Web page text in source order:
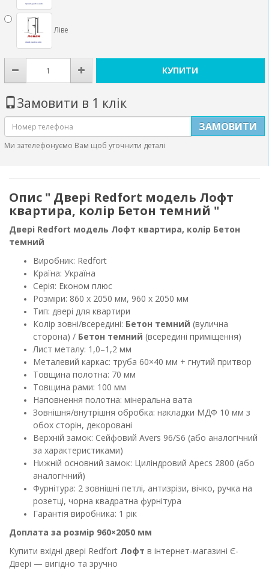
Ліве
КУПИТИ
Замовити в 1 клік
ЗАМОВИТИ
Ми зателефонуємо Вам щоб уточнити деталі
Опис " Двері Redfort модель Лофт
квартира, колір Бетон темний "
Двері Redfort модель Лофт квартира, колір Бетон
темний
Виробник: Redfort
Країна: Україна
Серія: Економ плюс
Розміри: 860 x 2050 мм, 960 x 2050 мм
Тип: двері для квартири
Колір зовні/всередині: Бетон темний (вулична
сторона) / Бетон темний (всередині приміщення)
Лист металу: 1,0–1,2 мм
Металевий каркас: труба 60×40 мм + гнутий притвор
Товщина полотна: 70 мм
Товщина рами: 100 мм
Наповнення полотна: мінеральна вата
Зовнішня/внутрішня обробка: накладки МДФ 10 мм з
обох сторін, декоровані
Верхній замок: Сейфовий Avers 96/S6 (або аналогічний
за характеристиками)
Нижній основний замок: Циліндровий Apecs 2800 (або
аналогічний)
Фурнітура: 2 зовнішні петлі, антизрізи, вічко, ручка на
розетці, чорна квадратна фурнітура
Гарантія виробника: 1 рік
Доплата за розмір 960×2050 мм
Купити вхідні двері Redfort Лофт в інтернет-магазині Є-
Двері — вигідно та зручно